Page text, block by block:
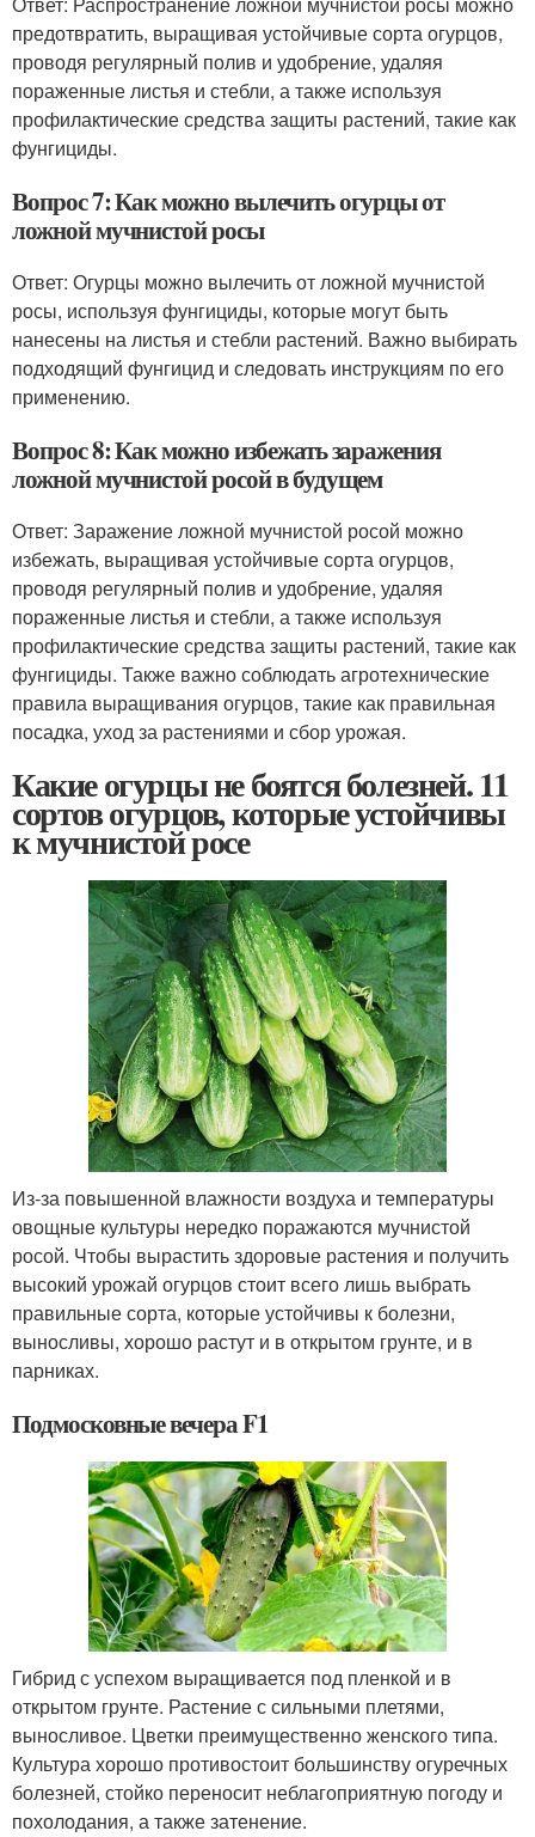
предотвратить, выращивая устойчивые сорта огурцов,
проводя регулярный полив и удобрение, удаляя
пораженные листья и стебли, а также используя
профилактические средства защиты растений, такие как
фунгициды.
Вопрос 7: Как можно вылечить огурцы от
ложной мучнистой росы
Ответ: Огурцы можно вылечить от ложной мучнистой
росы, используя фунгициды, которые могут быть
нанесены на листья и стебли растений. Важно выбирать
подходящий фунгицид и следовать инструкциям по его
применению.
Вопрос 8: Как можно избежать заражения
ложной мучнистой росой в будущем
Ответ: Заражение ложной мучнистой росой можно
избежать, выращивая устойчивые сорта огурцов,
проводя регулярный полив и удобрение, удаляя
пораженные листья и стебли, а также используя
профилактические средства защиты растений, такие как
фунгициды. Также важно соблюдать агротехнические
правила выращивания огурцов, такие как правильная
посадка, уход за растениями и сбор урожая.
Какие огурцы не боятся болезней. 11
сортов огурцов, которые устойчивы
к мучнистой росе
Из-за повышенной влажности воздуха и температуры
овощные культуры нередко поражаются мучнистой
росой. Чтобы вырастить здоровые растения и получить
высокий урожай огурцов стоит всего лишь выбрать
правильные сорта, которые устойчивы к болезни,
выносливы, хорошо растут и в открытом грунте, и в
парниках.
Подмосковные вечера F1
Гибрид с успехом выращивается под пленкой и в
открытом грунте. Растение с сильными плетями,
выносливое. Цветки преимущественно женского типа.
Культура хорошо противостоит большинству огуречных
болезней, стойко переносит неблагоприятную погоду и
похолодания, а также затенение.